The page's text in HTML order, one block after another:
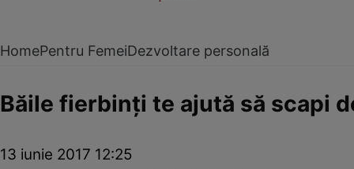
HomePentru FemeiDezvoltare personală
Băile fierbinţi te ajută să scapi
13 iunie 2017 12:25